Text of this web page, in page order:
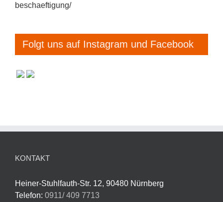
beschaeftigung/
Folgt uns auf Instagram und Facebook
KONTAKT
Heiner-Stuhlfauth-Str. 12, 90480 Nürnberg
Telefon: 0911/ 409 7713